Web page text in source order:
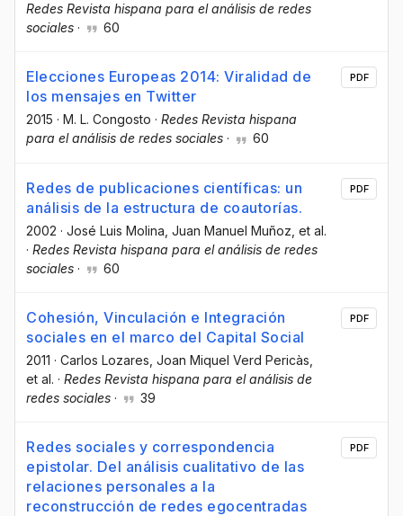
Redes Revista hispana para el análisis de redes
sociales · 60
Elecciones Europeas 2014: Viralidad de
los mensajes en Twitter
2015 · M. L. Congosto · Redes Revista hispana
para el análisis de redes sociales · 60
PDF
Redes de publicaciones científicas: un
análisis de la estructura de coautorías.
2002 · José Luis Molina , Juan Manuel Muñoz , et al.
· Redes Revista hispana para el análisis de redes
sociales · 60
PDF
Cohesión, Vinculación e Integración
sociales en el marco del Capital Social
2011 · Carlos Lozares , Joan Miquel Verd Pericàs
et al. · Redes Revista hispana para el análisis de
redes sociales · 39
PDF
Redes sociales y correspondencia
epistolar. Del análisis cualitativo de las
relaciones personales a la
reconstrucción de redes egocentradas
PDF